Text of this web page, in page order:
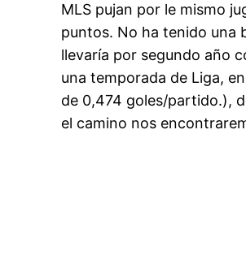
MLS pujan por le mismo
puntos. No ha tenido una
llevaría por segundo año
una temporada de Liga,
de 0,474 goles/partido.),
el camino nos